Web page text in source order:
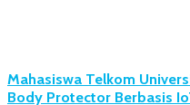
Mahasiswa Telkom
Body Protector Berbasis